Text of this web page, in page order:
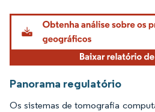
Imagem © Mordor Intelligence. O reuso
Panorama regulatório
Os sistemas de tomografia